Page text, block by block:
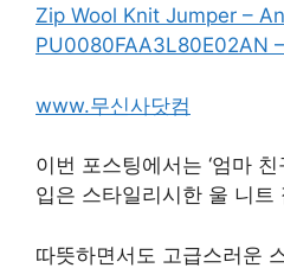
Zip Wool Knit Jumper –
PU0080FAA3L80E02AN
www.무신사닷컴
이번 포스팅에서는 ‘엄마
입은 스타일리시한 울 니트
따뜻하면서도 고급스러운